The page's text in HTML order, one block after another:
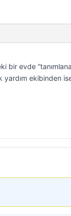
bir evde
ekibinden